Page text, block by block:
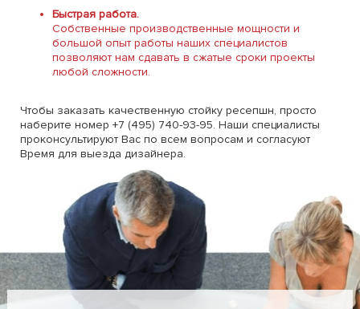
Быстрая работа.
Собственные производственные мощности и
большой опыт работы наших специалистов
позволяют нам сдавать в сжатые сроки проекты
любой сложности.
Чтобы заказать качественную стойку ресепшн, просто
наберите номер +7 (495) 740-93-95. Наши специалисты
проконсультируют Вас по всем вопросам и согласуют
Время для выезда дизайнера.